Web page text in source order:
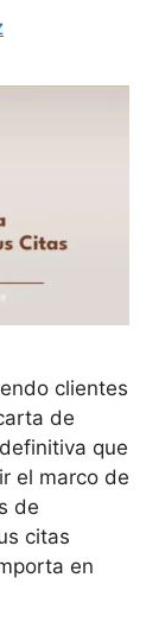
clientes
de
que
el marco de
de
citas
en